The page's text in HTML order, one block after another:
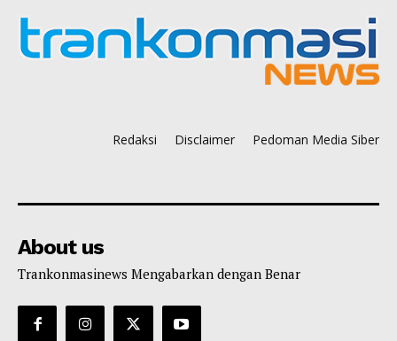
Redaksi Disclaimer Pedoman Media Siber
About us
Trankonmasinews Mengabarkan dengan Benar